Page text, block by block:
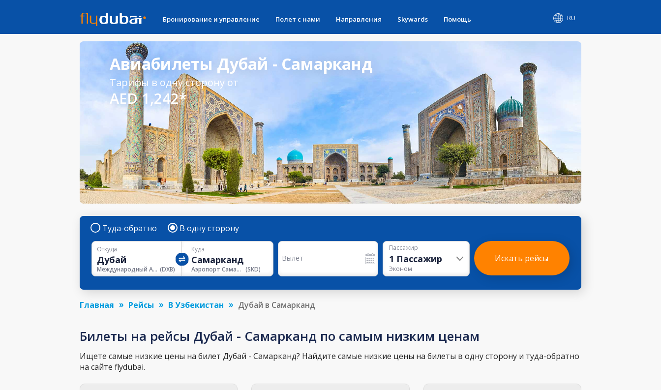
Бронирование и управление Полет с нами Направления Skywards Помощь RU
Авиабилеты Дубай - Самарканд
Тарифы в одну сторону от
AED 1,242*
Туда-обратно В одну сторону
Откуда
Международный Аэропорт Дубая (DXB)
Куда
Аэропорт Самарканд (SKD)
Вылет
Пассажир
1 Пассажир
Эконом
Искать рейсы
Главная Рейсы В Узбекистан Дубай в Самарканд
Билеты на рейсы Дубай - Самарканд по самым низким ценам
Ищете самые низкие цены на билет Дубай - Самарканд? Найдите самые низкие цены на билеты в одну сторону и туда-обратно
на сайте flydubai.